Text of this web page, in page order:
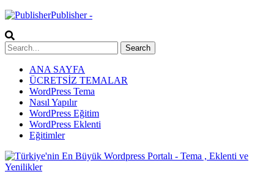
Publisher -
ANA SAYFA
ÜCRETSİZ TEMALAR
WordPress Tema
Nasıl Yapılır
WordPress Eğitim
WordPress Eklenti
Eğitimler